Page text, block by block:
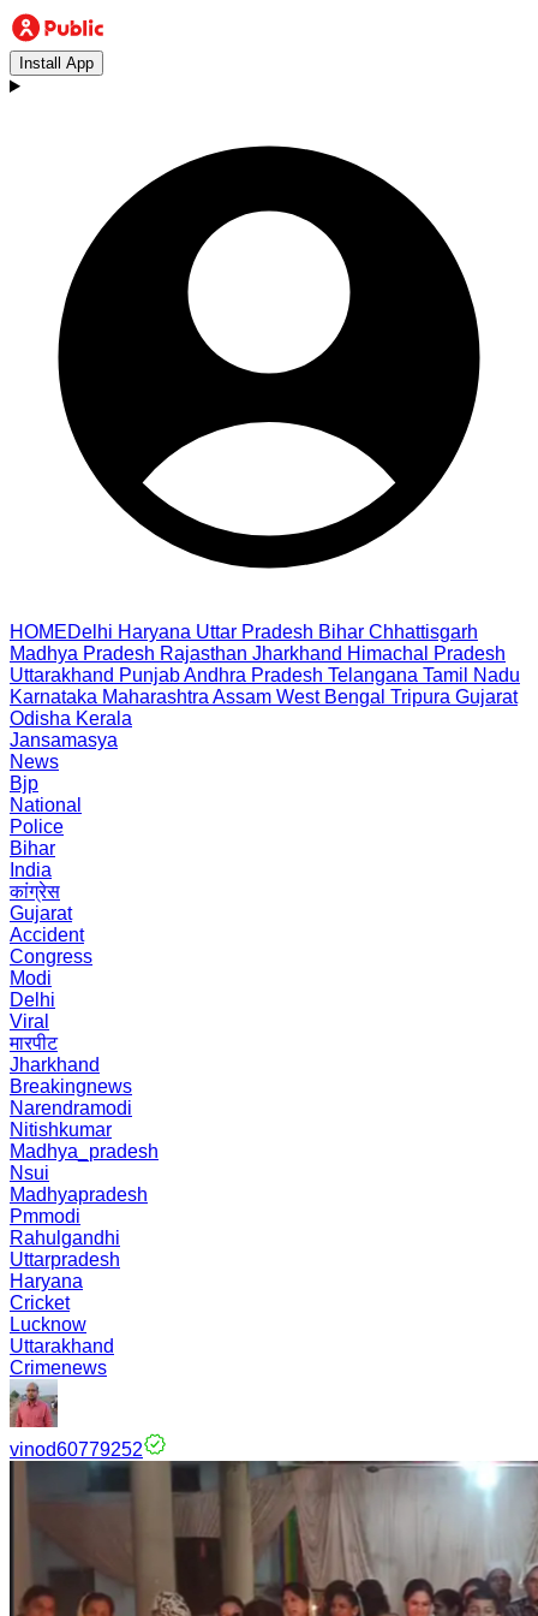
Install App
HOMEDelhi Haryana Uttar Pradesh Bihar Chhattisgarh
Madhya Pradesh Rajasthan Jharkhand Himachal Pradesh
Uttarakhand PunjabAndhra Pradesh Telangana Tamil Nadu
Karnataka Maharashtra Assam West Bengal Tripura Gujarat
Odisha Kerala
Jansamasya
News
Bjp
National
Police
Bihar
India
कांग्रेस
Gujarat
Accident
Congress
Modi
Delhi
Viral
मारपीट
Jharkhand
Breakingnews
Narendramodi
Nitishkumar
Madhya_pradesh
Nsui
Madhyapradesh
Pmmodi
Rahulgandhi
Uttarpradesh
Haryana
Cricket
Lucknow
Uttarakhand
Crimenews
vinod60779252